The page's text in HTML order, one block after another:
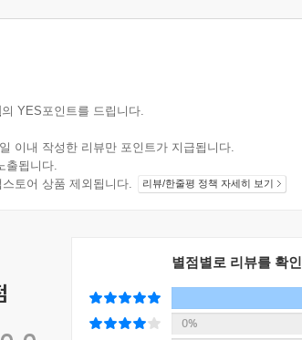
의 YES포인트를 드립니다.
이내 작성한 리뷰만 포인트가 지급됩니다.
출됩니다.
토어 상품 제외됩니다.
리뷰/한줄평 정책 자세히 보기
별점별로 리뷰를 확
0%